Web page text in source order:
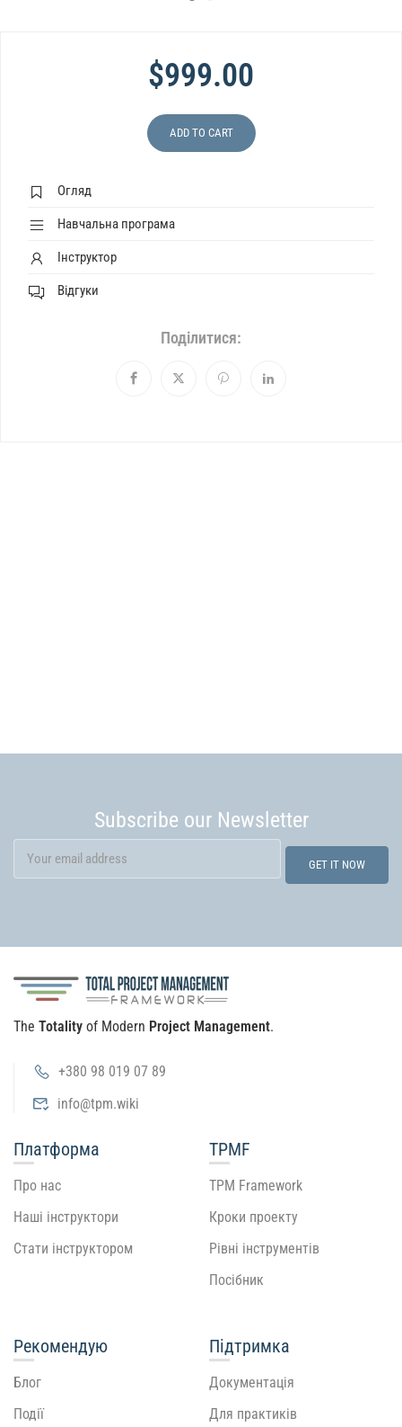
$999.00
ADD TO CART
Огляд
Навчальна програма
Інструктор
Відгуки
Поділитися:
Subscribe our Newsletter
The Totality of Modern Project Management.
+380 98 019 07 89
info@tpm.wiki
Платформа
Про нас
Наші інструктори
Стати інструктором
TPMF
TPM Framework
Кроки проекту
Рівні інструментів
Посібник
Рекомендую
Блог
Події
Підтримка
Документація
Для практиків